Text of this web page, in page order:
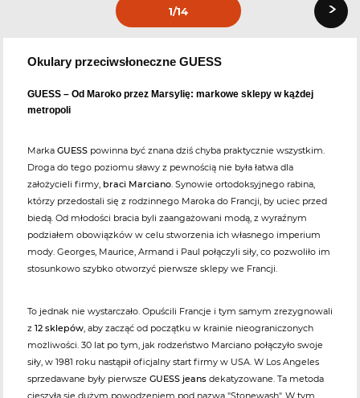
1/14 ›
Okulary przeciwsłoneczne GUESS
GUESS – Od Maroko przez Marsylię: markowe sklepy w kążdej
metropoli
Marka GUESS powinna być znana dziś chyba praktycznie wszystkim.
Droga do tego poziomu sławy z pewnością nie była łatwa dla
założycieli firmy, braci Marciano. Synowie ortodoksyjnego rabina,
którzy przedostali się z rodzinnego Maroka do Francji, by uciec przed
biedą. Od młodości bracia byli zaangażowani modą, z wyraźnym
podziałem obowiązków w celu stworzenia ich własnego imperium
mody. Georges, Maurice, Armand i Paul połączyli siły, co pozwoliło im
stosunkowo szybko otworzyć pierwsze sklepy we Francji.
To jednak nie wystarczało. Opuścili Francje i tym samym zrezygnowali
z 12 sklepów, aby zacząć od początku w krainie nieograniczonych
możliwości. 30 lat po tym, jak rodzeństwo Marciano połączyło swoje
siły, w 1981 roku nastąpił oficjalny start firmy w USA. W Los Angeles
sprzedawane były pierwsze GUESS jeans dekatyzowane. Ta metoda
cieszyła się dużym powodzeniem pod nazwą "Stonewash". W tym